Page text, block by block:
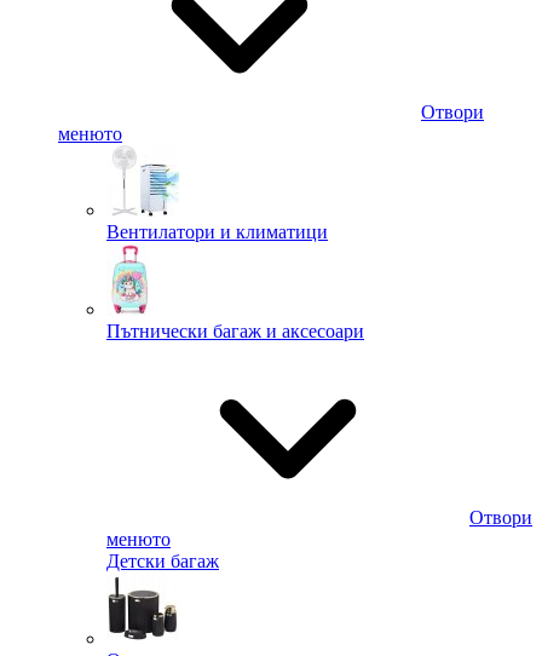
Отвори
менюто
Вентилатори и климатици
Пътнически багаж и аксесоари
Отвори
менюто
Детски багаж